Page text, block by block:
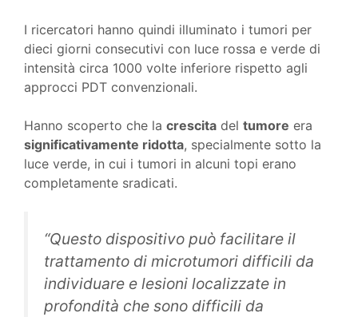
I ricercatori hanno quindi illuminato i tumori per
dieci giorni consecutivi con luce rossa e verde di
intensità circa 1000 volte inferiore rispetto agli
approcci PDT convenzionali.
Hanno scoperto che la crescita del tumore era
significativamente ridotta, specialmente sotto la
luce verde, in cui i tumori in alcuni topi erano
completamente sradicati.
“Questo dispositivo può facilitare il
trattamento di microtumori difficili da
individuare e lesioni localizzate in
profondità che sono difficili da